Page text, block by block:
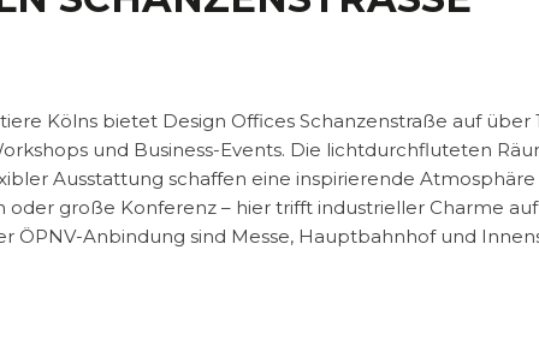
Kölns bietet Design Offices Schanzenstraße auf über
und Business-Events. Die lichtdurchfluteten
Ausstattung schaffen eine inspirierende
oder große Konferenz – hier trifft industrieller Charme auf
ÖPNV-Anbindung sind Messe, Hauptbahnhof und